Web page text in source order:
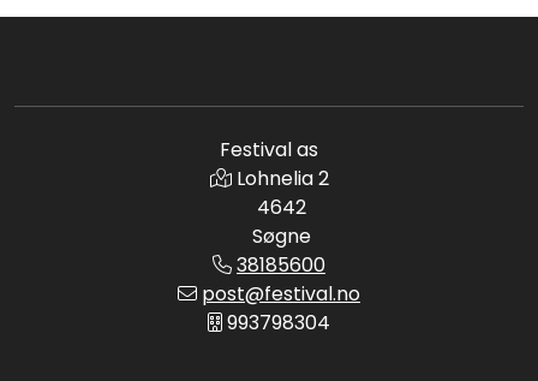
Festival as
Lohnelia 2
4642
Søgne
38185600
post@festival.no
993798304